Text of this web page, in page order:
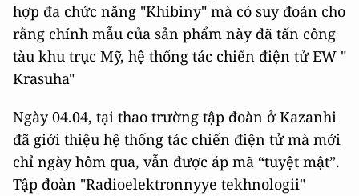
hợp đa chức năng "Khibiny" mà có suy đoán cho
rằng chính mẫu của sản phẩm này đã tấn công
tàu khu trục Mỹ, hệ thống tác chiến điện tử EW "
Krasuha"
Ngày 04.04, tại thao trường tập đoàn ở Kazanhi
đã giới thiệu hệ thống tác chiến điện tử mà mới
chỉ ngày hôm qua, vẫn được áp mã “tuyệt mật”.
Tập đoàn "Radioelektronnyye tekhnologii"